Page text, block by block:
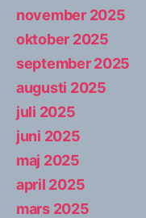
november 2025
oktober 2025
september 2025
augusti 2025
juli 2025
juni 2025
maj 2025
april 2025
mars 2025